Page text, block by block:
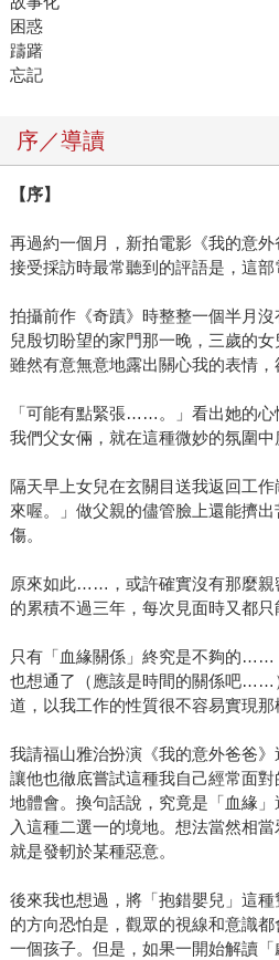
困惑
躊躇
忘記
序／導讀
【序】
再過約一個月，新拍電影《我的意
接受採訪時最常聽到的評語是，這部
拍攝前作《奇蹟》時整整一個半月
兒殷切盼望的家門那一晚，三歲的
雖然有意無意地露出關心我的表情，
「可能有點緊張……。」看出她的心
我們父女倆，就在這種微妙的氛圍中
隔天早上女兒在玄關目送我返回工
來喔。」做父親的儘管臉上還能擠
傷。
原來如此……，或許確實沒有那麼親
的累積不過三年，每次見面時又都只
只有「血緣關係」終究是不夠的……
也想通了（應該是時間的關係吧……
道，以我工作的性質很不容易實現那
我請福山雅治扮演《我的意外爸爸
讓他也徹底嘗試這種我自己經常面
地體會。換句話說，究竟是「血緣
入這種二選一的境地。想法當然相當
就是發軔於某種惡意。
後來我也想過，將「抱錯嬰兒」這
的方向恐怕是，觀眾的視線和意識
一個孩子。但是，如果一開始解讀